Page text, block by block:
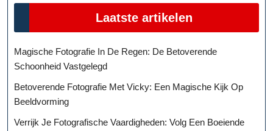
Laatste artikelen
Magische Fotografie In De Regen: De Betoverende
Schoonheid Vastgelegd
Betoverende Fotografie Met Vicky: Een Magische Kijk Op
Beeldvorming
Verrijk Je Fotografische Vaardigheden: Volg Een Boeiende